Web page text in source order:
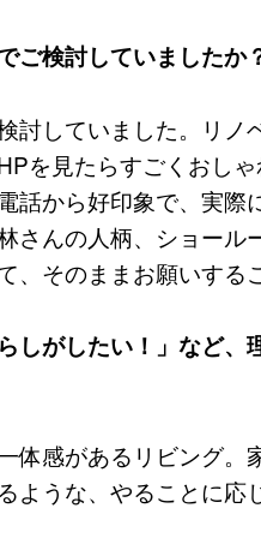
ご検討していましたか
討していました。リ
を見たらすごくおし
話から好印象で、実際
さんの人柄、ショール
、そのままお願いする
しがしたい！」など、
体感があるリビング
ような、やることに応